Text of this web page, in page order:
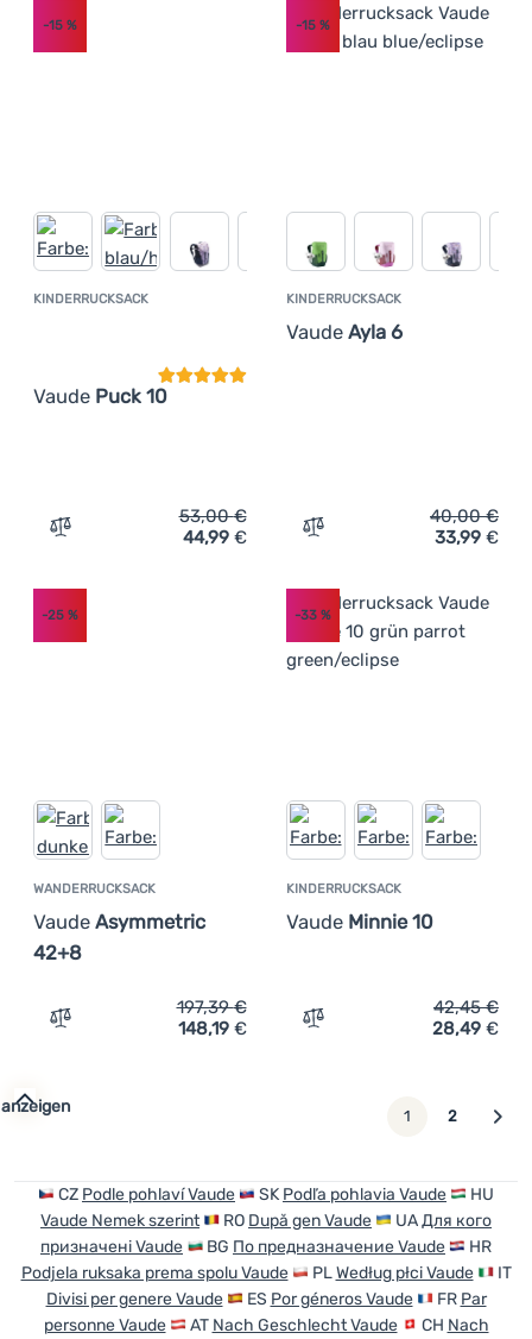
KINDERRUCKSACK
Vaude Puck 10
Kundenbewertung
-15 %
Zum Vergleich 'Kinderrucksack Vaude Puck 10'
53,00€
44,99 €
KINDERRUCKSACK
Vaude Ayla 6
-15%
Zum Vergleich
40,00€
33,99 €
WANDERRUCKSACK
Vaude Asymmetric
42+8
-25 %
Zum Vergleich 'Wanderrucksack Vaude Asymmetric
197,39€
148,19 €
KINDERRUCKSACK
Vaude Minnie 10
-33%
Zum Vergleich
42,45€
28,49 €
1 2 weiter
CZ Podle pohlaví Vaude SK Podľa pohlavia Vaude
HU
Vaude Nemek szerint
RO După gen Vaude UAДля кого
призначені Vaude
BG По предназначение Vaude
HR
Podjela ruksaka prema spolu Vaude
PLWedług płci Vaude
IT
Divisi per genere Vaude
ES Por géneros Vaude FR Par
personne Vaude
AT Nach Geschlecht Vaude CH Nach